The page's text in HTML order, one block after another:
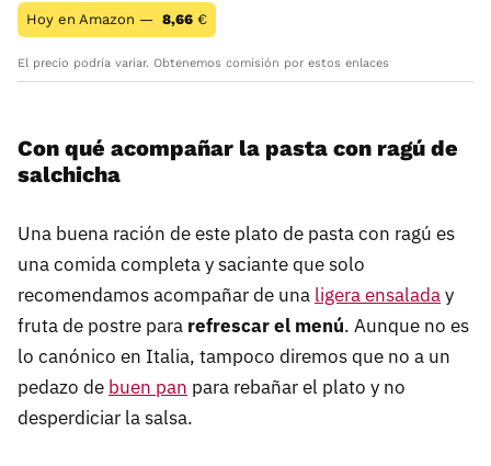
Hoy en Amazon — 8,66 €
El precio podría variar. Obtenemos comisión por estos enlaces
Con qué acompañar la pasta con ragú de
salchicha
Una buena ración de este plato de pasta con ragú es
una comida completa y saciante que solo
recomendamos acompañar de una ligera ensaladay
fruta de postre para refrescar el menú. Aunque no es
lo canónico en Italia, tampoco diremos que no a un
pedazo de buen pan para rebañar el plato y no
desperdiciar la salsa.